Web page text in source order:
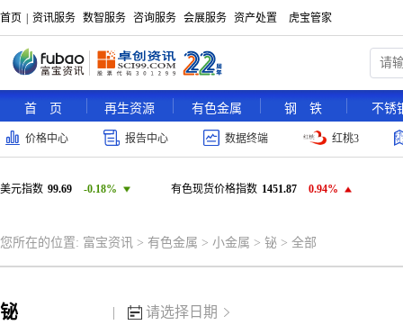
首页 资讯服务 数智服务 咨询服务 会展服务 资产处置 虎宝管家
首 页 再生资源 有色金属 钢 铁 不锈
价格中心 报告中心 数据终端 红桃3
美元指数 99.69 -0.18% 有色现货价格指数 1451.87 0.94%
您所在的位置: 富宝资讯 > 有色金属 > 小金属 > 铋 > 全部
铋 | 请选择日期